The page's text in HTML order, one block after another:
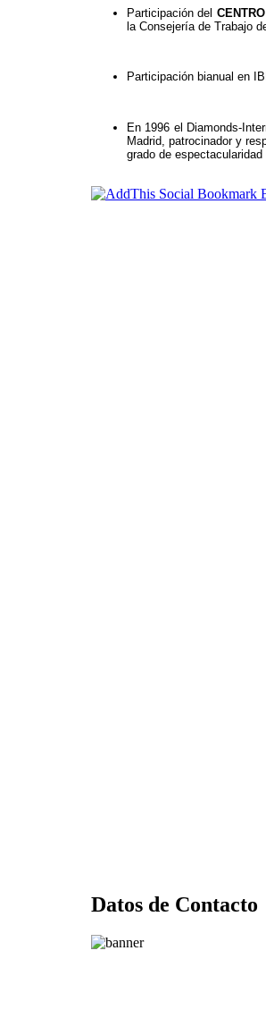
Participación del
la Consejería de Trabajo
Participación bianual en
En 1996 el Diamonds-
Madrid, patrocinador y
grado de
Datos de Contacto